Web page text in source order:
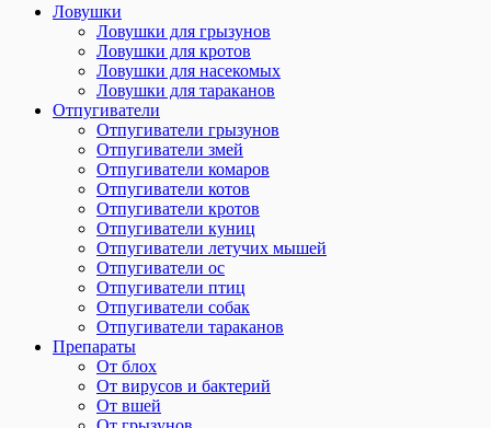
Ловушки
Ловушки для грызунов
Ловушки для кротов
Ловушки для насекомых
Ловушки для тараканов
Отпугиватели
Отпугиватели грызунов
Отпугиватели змей
Отпугиватели комаров
Отпугиватели котов
Отпугиватели кротов
Отпугиватели куниц
Отпугиватели летучих мышей
Отпугиватели ос
Отпугиватели птиц
Отпугиватели собак
Отпугиватели тараканов
Препараты
От блох
От вирусов и бактерий
От вшей